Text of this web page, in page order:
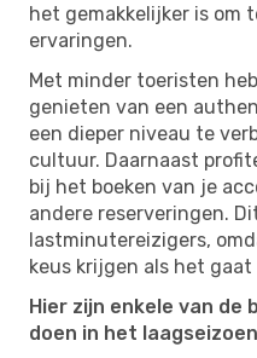
het gemakkelijker is om
ervaringen.
Met minder toeristen
genieten van een
een dieper niveau te
cultuur. Daarnaast
bij het boeken van je
andere reserveringen.
lastminutereizigers,
keus krijgen als het
Hier zijn enkele van
doen in het